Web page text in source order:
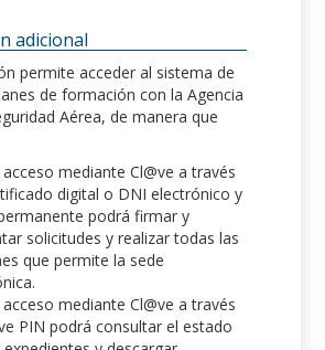
adicional
permite acceder al sistema de
de formación con la Agencia
Aérea, de manera que
mediante Cl@ve a través
digital o DNI electrónico y
podrá firmar y
solicitudes y realizar todas las
que permite la sede
mediante Cl@ve a través
PIN podrá consultar el estado